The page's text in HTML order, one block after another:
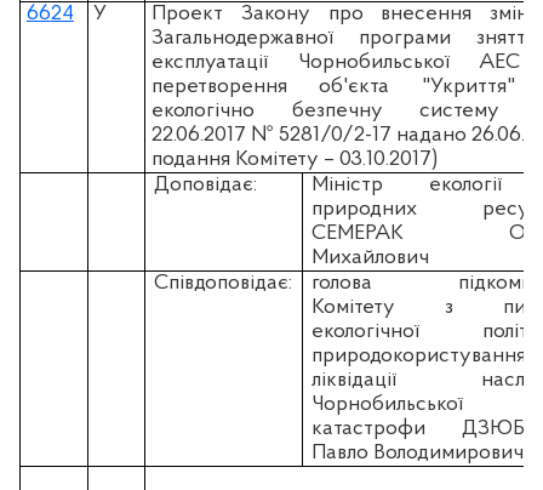
6624 У
Проект Закону про внесення змін
Загальнодержавної програми
експлуатації Чорнобильської АЕС
перетворення об'єкта "Укриття"
екологічно безпечну систему
22.06.2017 № 5281/0/2-17 надано
подання Комітету – 03.10.2017)
Доповідає:
Міністр екології
природних
СЕМЕРАК
Михайлович
Співдоповідає:
голова
Комітету з
екологічної
природокористування
ліквідації
Чорнобильської
катастрофи
Павло Володимирович